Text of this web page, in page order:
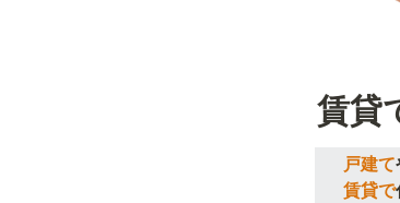
賃貸
戸建て
賃貸で